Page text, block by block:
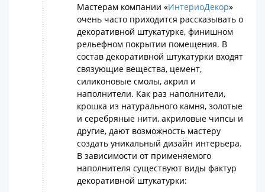
Мастерам компании «ИнтериоДекор»
очень часто приходится рассказывать о
декоративной штукатурке, финишном
рельефном покрытии помещения. В
состав декоративной штукатурки входят
связующие вещества, цемент,
силиконовые смолы, акрил и
наполнители. Как раз наполнители,
крошка из натурального камня, золотые
и серебряные нити, акриловые чипсы и
другие, дают возможность мастеру
создать уникальный дизайн интерьера.
В зависимости от применяемого
наполнителя существуют виды фактур
декоративной штукатурки: